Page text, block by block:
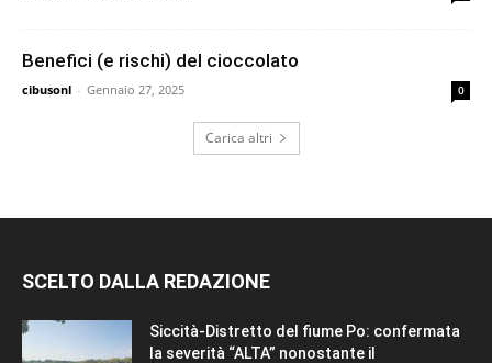
Benefici (e rischi) del cioccolato
cibusonl - Gennaio 27, 2025 0
Carica altri
SCELTO DALLA REDAZIONE
Siccità-Distretto del fiume Po: confermata
la severità “ALTA” nonostante il